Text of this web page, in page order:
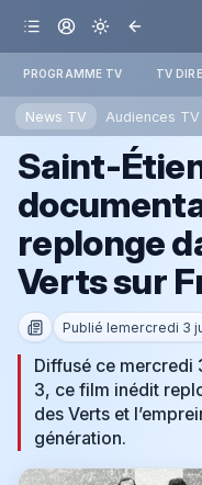
PROGRAMME TV TV
News TV Audiences TV
Saint-
replonge
Verts sur
Publié lemercredi 3
Diffusé ce mercredi
3, ce film inédit
des Verts et
génération.